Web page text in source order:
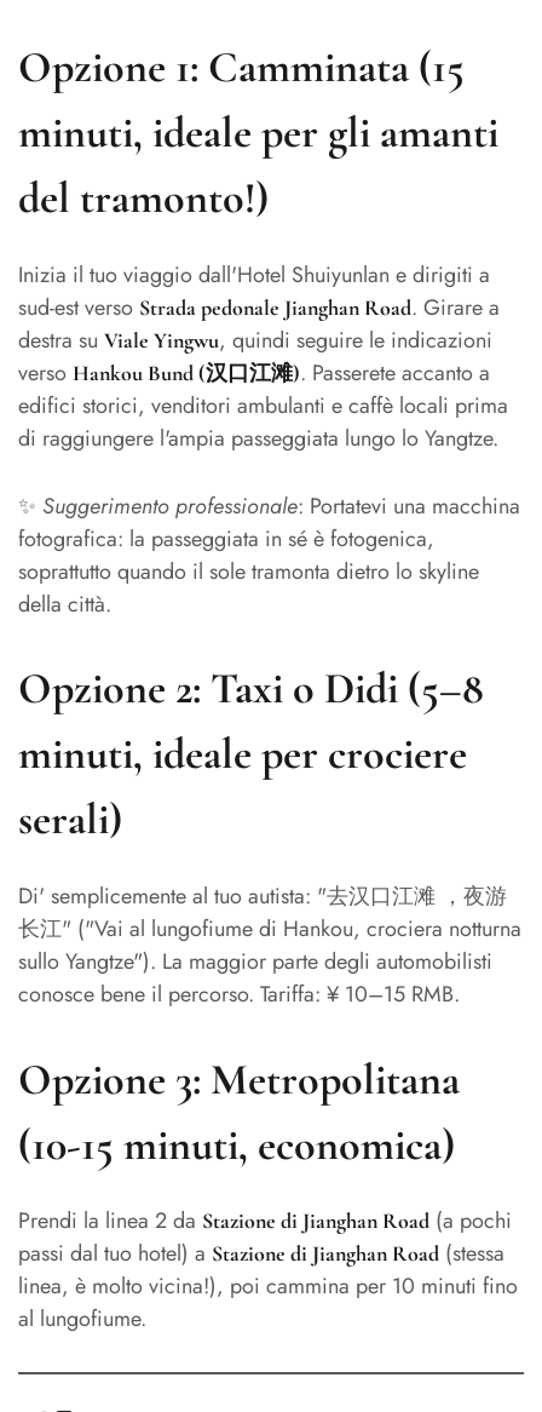
Opzione 1: Camminata (15
minuti, ideale per gli amanti
del tramonto!)
Inizia il tuo viaggio dall'Hotel Shuiyunlan e dirigiti a
sud-est verso Strada pedonale Jianghan Road. Girare a
destra su Viale Yingwu, quindi seguire le indicazioni
verso Hankou Bund (汉口江滩). Passerete accanto a
edifici storici, venditori ambulanti e caffè locali prima
di raggiungere l'ampia passeggiata lungo lo Yangtze.
✨ Suggerimento professionale: Portatevi una macchina
fotografica: la passeggiata in sé è fotogenica,
soprattutto quando il sole tramonta dietro lo skyline
della città.
Opzione 2: Taxi o Didi (5–8
minuti, ideale per crociere
serali)
Di' semplicemente al tuo autista: "去汉口江滩 ，夜游
长江" ("Vai al lungofiume di Hankou, crociera notturna
sullo Yangtze"). La maggior parte degli automobilisti
conosce bene il percorso. Tariffa: ¥ 10–15 RMB.
Opzione 3: Metropolitana
(10-15 minuti, economica)
Prendi la linea 2 da Stazione di Jianghan Road (a pochi
passi dal tuo hotel) a Stazione di Jianghan Road (stessa
linea, è molto vicina!), poi cammina per 10 minuti fino
al lungofiume.